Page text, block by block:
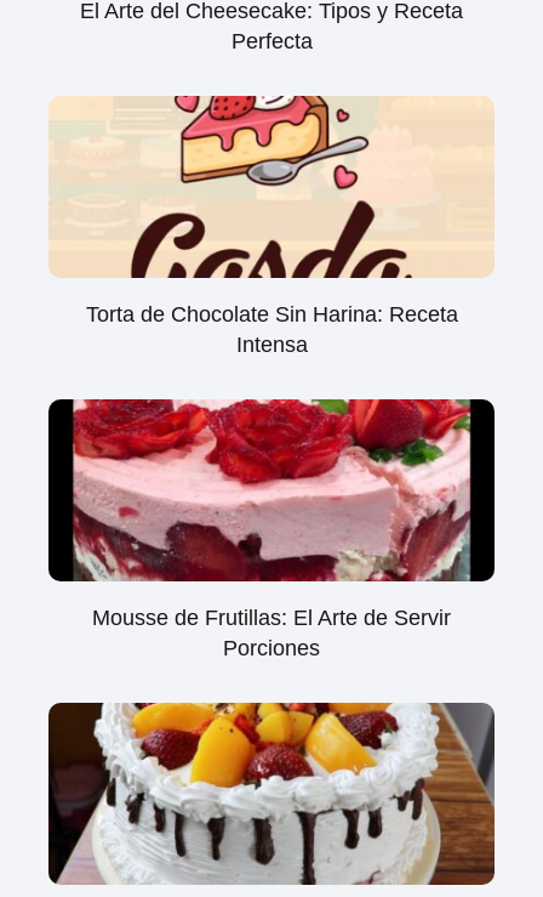
El Arte del Cheesecake: Tipos y Receta
Perfecta
Torta de Chocolate Sin Harina: Receta
Intensa
Mousse de Frutillas: El Arte de Servir
Porciones